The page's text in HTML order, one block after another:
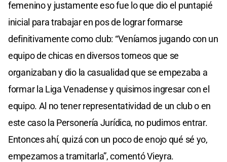
femenino y justamente eso fue lo que dio el puntapié
inicial para trabajar en pos de lograr formarse
definitivamente como club: “Veníamos jugando con un
equipo de chicas en diversos torneos que se
organizaban y dio la casualidad que se empezaba a
formar la Liga Venadense y quisimos ingresar con el
equipo. Al no tener representatividad de un club o en
este caso la Personería Jurídica, no pudimos entrar.
Entonces ahí, quizá con un poco de enojo qué sé yo,
empezamos a tramitarla”, comentó Vieyra.